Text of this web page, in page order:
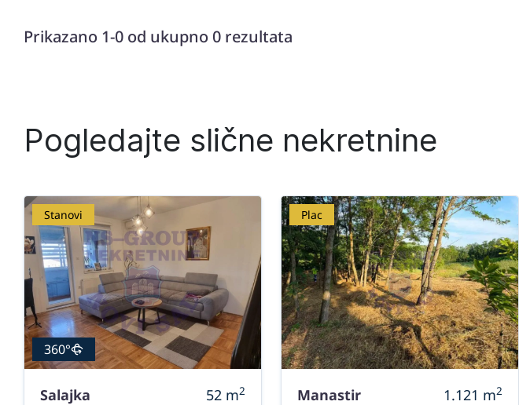
Prikazano 1-0 od ukupno 0 rezultata
Pogledajte slične nekretnine
Stanovi
360°
Salajka 52 m2
Plac
Manastir
1.121 m2